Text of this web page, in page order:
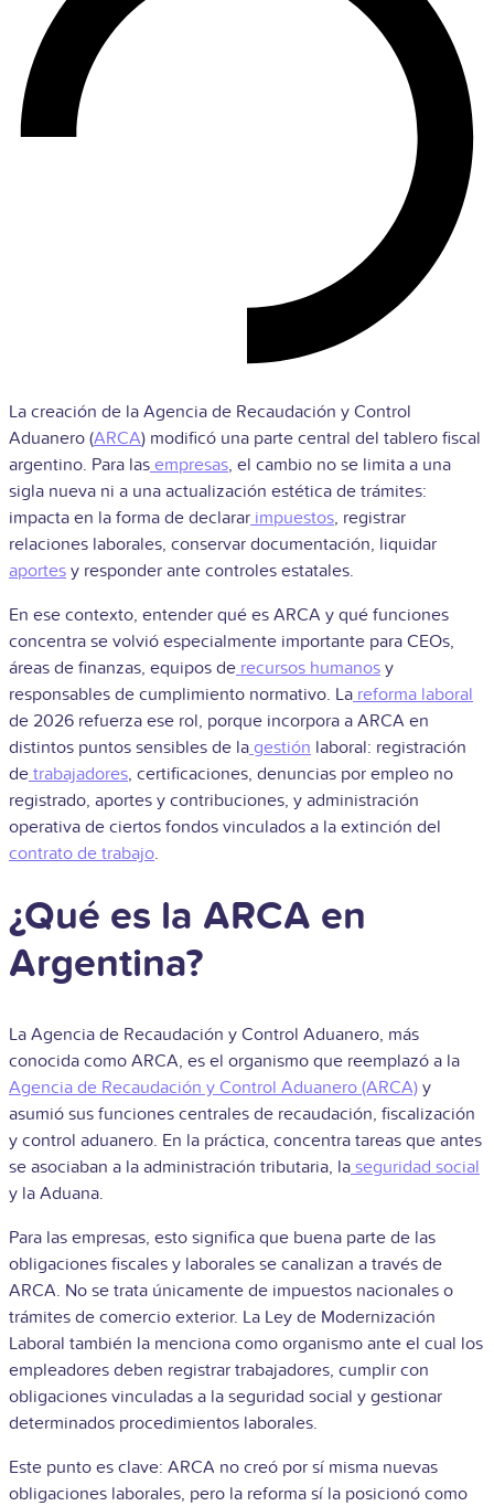
La creación de la Agencia de Recaudación y Control
Aduanero (ARCA) modificó una parte central del tablero fiscal
argentino. Para las empresas, el cambio no se limita a una
sigla nueva ni a una actualización estética de trámites:
impacta en la forma de declarar impuestos, registrar
relaciones laborales, conservar documentación, liquidar
aportes y responder ante controles estatales.
En ese contexto, entender qué es ARCA y qué funciones
concentra se volvió especialmente importante para CEOs,
áreas de finanzas, equipos de recursos humanos y
responsables de cumplimiento normativo. La reforma laboral
de 2026 refuerza ese rol, porque incorpora a ARCA en
distintos puntos sensibles de la gestión laboral: registración
de trabajadores, certificaciones, denuncias por empleo no
registrado, aportes y contribuciones, y administración
operativa de ciertos fondos vinculados a la extinción del
contrato de trabajo.
¿Qué es la ARCA en
Argentina?
La Agencia de Recaudación y Control Aduanero, más
conocida como ARCA, es el organismo que reemplazó a la
Agencia de Recaudación y Control Aduanero (ARCA) y
asumió sus funciones centrales de recaudación, fiscalización
y control aduanero. En la práctica, concentra tareas que antes
se asociaban a la administración tributaria, la seguridad social
y la Aduana.
Para las empresas, esto significa que buena parte de las
obligaciones fiscales y laborales se canalizan a través de
ARCA. No se trata únicamente de impuestos nacionales o
trámites de comercio exterior. La Ley de Modernización
Laboral también la menciona como organismo ante el cual los
empleadores deben registrar trabajadores, cumplir con
obligaciones vinculadas a la seguridad social y gestionar
determinados procedimientos laborales.
Este punto es clave: ARCA no creó por sí misma nuevas
obligaciones laborales, pero la reforma sí la posicionó como